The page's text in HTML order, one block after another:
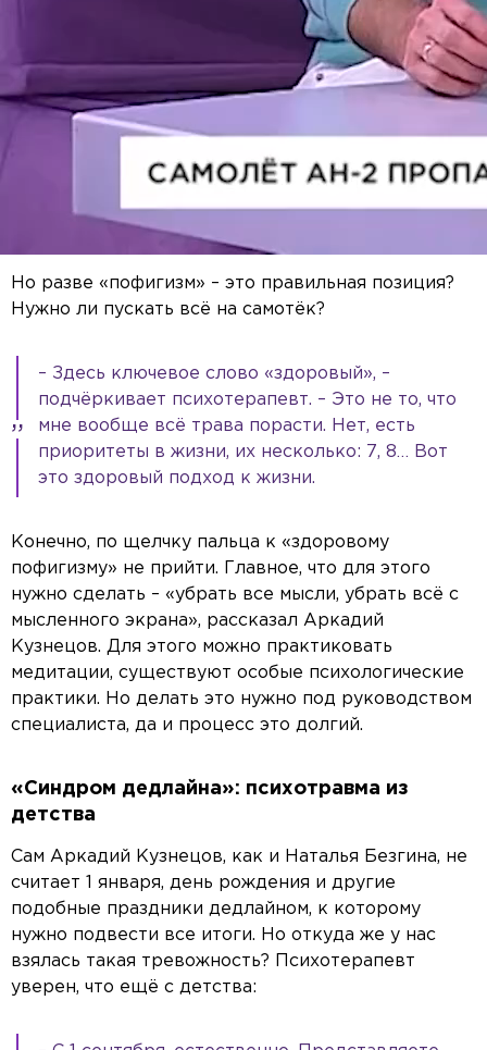
Но разве «пофигизм» – это правильная позиция?
Нужно ли пускать всё на самотёк?
– Здесь ключевое слово «здоровый», –
подчёркивает психотерапевт. – Это не то, что
мне вообще всё трава порасти. Нет, есть
приоритеты в жизни, их несколько: 7, 8… Вот
это здоровый подход к жизни.
Конечно, по щелчку пальца к «здоровому
пофигизму» не прийти. Главное, что для этого
нужно сделать – «убрать все мысли, убрать всё с
мысленного экрана», рассказал Аркадий
Кузнецов. Для этого можно практиковать
медитации, существуют особые психологические
практики. Но делать это нужно под руководством
специалиста, да и процесс это долгий.
«Синдром дедлайна»: психотравма из
детства
Сам Аркадий Кузнецов, как и Наталья Безгина, не
считает 1 января, день рождения и другие
подобные праздники дедлайном, к которому
нужно подвести все итоги. Но откуда же у нас
взялась такая тревожность? Психотерапевт
уверен, что ещё с детства: